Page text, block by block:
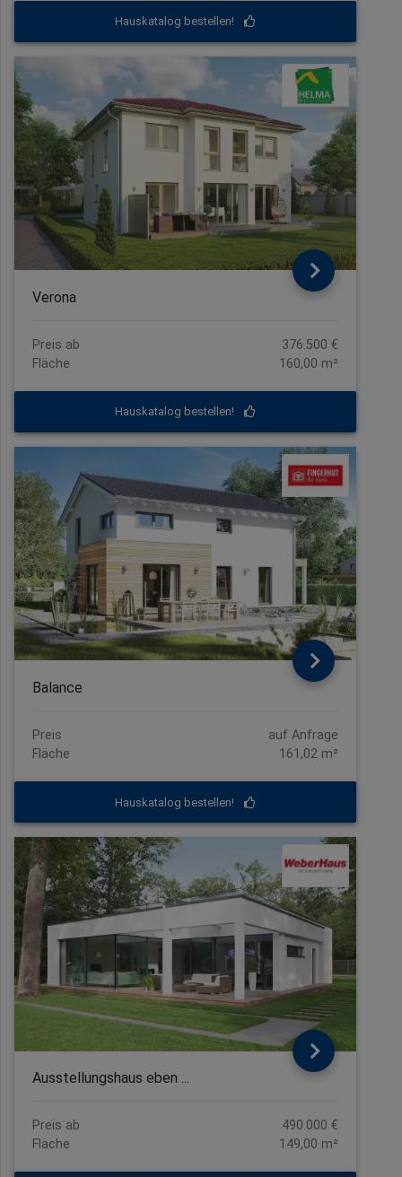
Hauskatalog bestellen!
Verona
Preis ab
376.500 €
Fläche
160,00 m²
Hauskatalog bestellen!
Balance
Preis
auf Anfrage
Fläche
161,02 m²
Hauskatalog bestellen!
Ausstellungshaus eben ...
Preis ab
490.000 €
Fläche
149,00 m²